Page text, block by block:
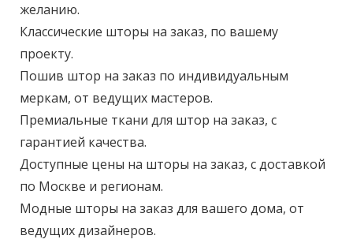
желанию.
Классические шторы на заказ, по вашему
проекту.
Пошив штор на заказ по индивидуальным
меркам, от ведущих мастеров.
Премиальные ткани для штор на заказ, с
гарантией качества.
Доступные цены на шторы на заказ, с доставкой
по Москве и регионам.
Модные шторы на заказ для вашего дома, от
ведущих дизайнеров.